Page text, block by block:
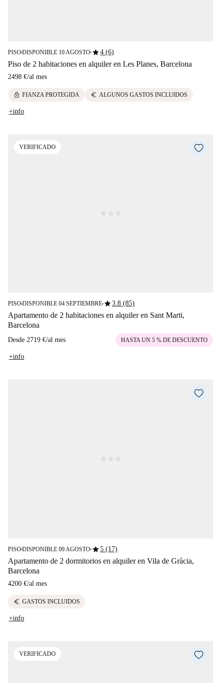
PISO■DISPONIBLE 10 AGOSTO■star4 (6)
Piso de 2 habitaciones en alquiler en Les Planes, Barcelona
2498 €/al mes
lock FIANZA PROTEGIDA euro ALGUNOS GASTOS INCLUIDOS
+info
VERIFICADO
PISO■DISPONIBLE 04 SEPTIEMBRE■star3.8 (85)
Apartamento de 2 habitaciones en alquiler en Sant Marti,
Barcelona
Desde 2719 €/al mes HASTA UN 5 % DE DESCUENTO
+info
PISO■DISPONIBLE 09 AGOSTO■star5 (17)
Apartamento de 2 dormitorios en alquiler en Vila de Gràcia,
Barcelona
4200 €/al mes
euro GASTOS INCLUIDOS
+info
VERIFICADO